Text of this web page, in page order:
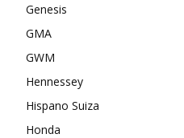
Genesis
GMA
GWM
Hennessey
Hispano Suiza
Honda